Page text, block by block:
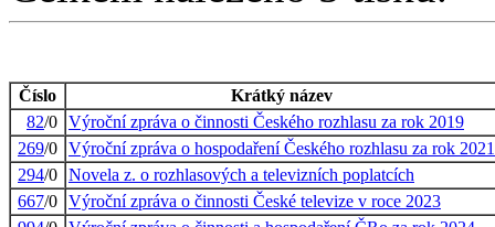
Číslo
Krátký název
82/0 Výroční zpráva o činnosti Českého rozhlasu za rok 2019
269/0 Výroční zpráva o hospodaření Českého rozhlasu za rok 2021
294/0 Novela z. o rozhlasových a televizních poplatcích
667/0 Výroční zpráva o činnosti České televize v roce 2023